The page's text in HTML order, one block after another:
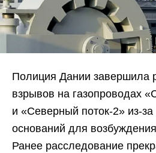
Полиция Дании завершила
взрывов на газопроводах
и «Северный поток-2» из-за
оснований для
Ранее расследование